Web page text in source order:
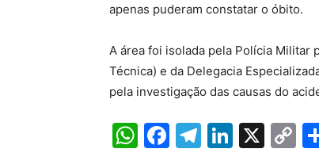
apenas puderam constatar o óbito.
A área foi isolada pela Polícia Militar
Técnica) e da Delegacia
pela investigação das causas do
W F
T
Li X
C